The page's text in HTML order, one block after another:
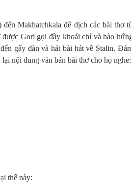
Makhatchkala để dịch các bài thơ
được Gori gọi đầy khoái chí và hào
gẩy đàn và hát bài hát về Stalin.
nội dung văn bản bài thơ cho họ nghe:
thế này: